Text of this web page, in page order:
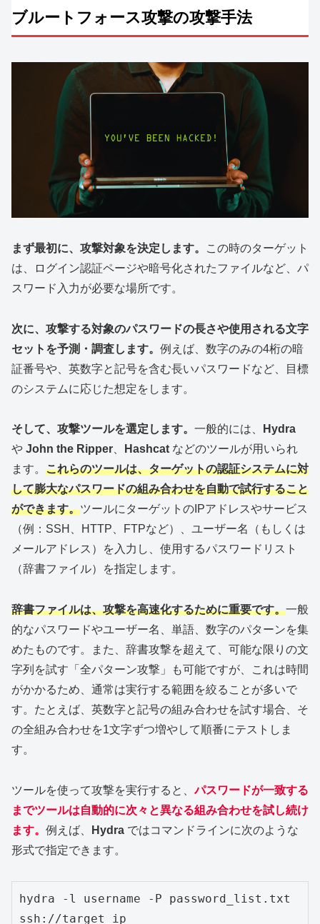
ブルートフォース攻撃の攻撃手法
まず最初に、攻撃対象を決定します。
この時のターゲット
は、ログイン認証ページや暗号化されたファイルなど、パ
スワード入力が必要な場所です。
次に、攻撃する対象のパスワードの長さや使用される文字
セットを予測・調査します。 例えば、数字のみの4桁の暗
証番号や、英数字と記号を含む長いパスワードなど、目標
のシステムに応じた想定をします。
そして、攻撃ツールを選定します。 一般的には、
Hydra
や John the Ripper Hashcat などのツールが用いられ
ます。 これらのツールは、ターゲットの認証システムに対
して膨大なパスワードの組み合わせを自動で試行すること
ができます。ツールにターゲットのIPアドレスやサービス
（例：SSH、HTTP、FTPなど）、ユーザー名（もしくは
メールアドレス）を入力し、使用するパスワードリスト
（辞書ファイル）を指定します。
辞書ファイルは、攻撃を高速化するために重要です。一般
的なパスワードやユーザー名、単語、数字のパターンを集
めたものです。また、辞書攻撃を超えて、可能な限りの文
字列を試す「全パターン攻撃」も可能ですが、これは時間
がかかるため、通常は実行する範囲を絞ることが多いで
す。たとえば、英数字と記号の組み合わせを試す場合、そ
の全組み合わせを1文字ずつ増やして順番にテストしま
す。
ツールを使って攻撃を実行すると、パスワードが一致する
までツールは自動的に次々と異なる組み合わせを試し続け
ます。 例えば、 Hydra ではコマンドラインに次のような
形式で指定できます。
hydra -l username -P password_list.txt
ssh://target_ip